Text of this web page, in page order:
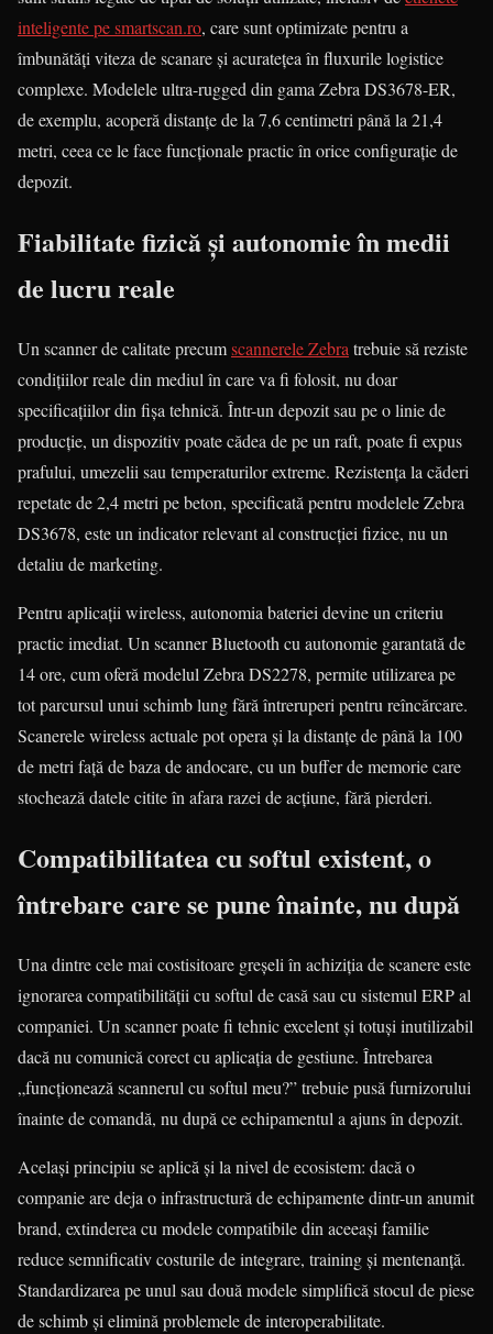
inteligente pe smartscan.ro, care sunt optimizate pentru a
îmbunătăți viteza de scanare și acuratețea în fluxurile logistice
complexe. Modelele ultra-rugged din gama Zebra DS3678-ER,
de exemplu, acoperă distanțe de la 7,6 centimetri până la 21,4
metri, ceea ce le face funcționale practic în orice configurație de
depozit.
Fiabilitate fizică și autonomie în medii
de lucru reale
Un scanner de calitate precumscannerele Zebratrebuie să reziste
condițiilor reale din mediul în care va fi folosit, nu doar
specificațiilor din fișa tehnică. Într-un depozit sau pe o linie de
producție, un dispozitiv poate cădea de pe un raft, poate fi expus
prafului, umezelii sau temperaturilor extreme. Rezistența la căderi
repetate de 2,4 metri pe beton, specificată pentru modelele Zebra
DS3678, este un indicator relevant al construcției fizice, nu un
detaliu de marketing.
Pentru aplicații wireless, autonomia bateriei devine un criteriu
practic imediat. Un scanner Bluetooth cu autonomie garantată de
14 ore, cum oferă modelul Zebra DS2278, permite utilizarea pe
tot parcursul unui schimb lung fără întreruperi pentru reîncărcare.
Scanerele wireless actuale pot opera și la distanțe de până la 100
de metri față de baza de andocare, cu un buffer de memorie care
stochează datele citite în afara razei de acțiune, fără pierderi.
Compatibilitatea cu softul existent, o
întrebare care se pune înainte, nu după
Una dintre cele mai costisitoare greșeli în achiziția de scanere este
ignorarea compatibilității cu softul de casă sau cu sistemul ERP al
companiei. Un scanner poate fi tehnic excelent și totuși inutilizabil
dacă nu comunică corect cu aplicația de gestiune. Întrebarea
„funcționează scannerul cu softul meu?” trebuie pusă furnizorului
înainte de comandă, nu după ce echipamentul a ajuns în depozit.
Același principiu se aplică și la nivel de ecosistem: dacă o
companie are deja o infrastructură de echipamente dintr-un anumit
brand, extinderea cu modele compatibile din aceeași familie
reduce semnificativ costurile de integrare, training și mentenanță.
Standardizarea pe unul sau două modele simplifică stocul de piese
de schimb și elimină problemele de interoperabilitate.